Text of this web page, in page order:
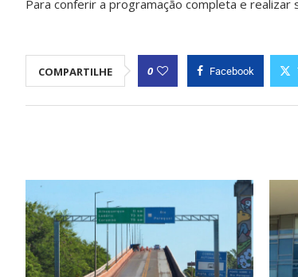
Para conferir a programação completa e realizar
COMPARTILHE 0 Facebook